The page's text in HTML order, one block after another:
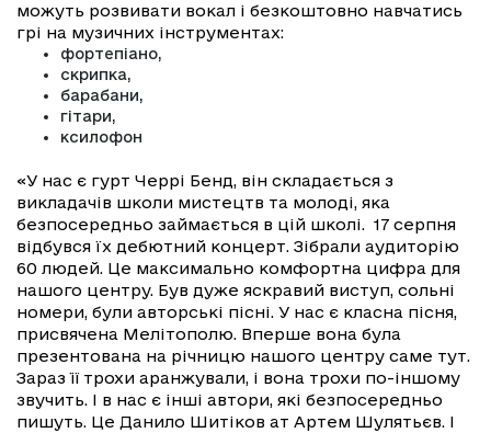
можуть розвивати вокал і безкоштовно навчатись
грі на музичних інструментах:
фортепіано,
скрипка,
барабани,
гітари,
ксилофон
«У нас є гурт Черрі Бенд, він складається з
викладачів школи мистецтв та молоді, яка
безпосередньо займається в цій школі. 17 серпня
відбувся їх дебютний концерт. Зібрали аудиторію
60 людей. Це максимально комфортна цифра для
нашого центру. Був дуже яскравий виступ, сольні
номери, були авторські пісні. У нас є класна пісня,
присвячена Мелітополю. Вперше вона була
презентована на річницю нашого центру саме тут.
Зараз її трохи аранжували, і вона трохи по-іншому
звучить. І в нас є інші автори, які безпосередньо
пишуть. Це Данило Шитіков ат Артем Шулятьєв. І